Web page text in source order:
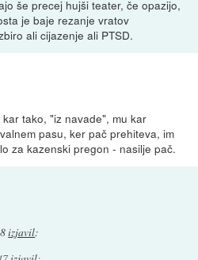
še precej hujši teater, če opazijo,
je baje rezanje vratov
ali cijazenje ali PTSD.
tako, "iz navade", mu kar
pasu, ker pač prehiteva, im
za kazenski pregon - nasilje pač.
izjavil: